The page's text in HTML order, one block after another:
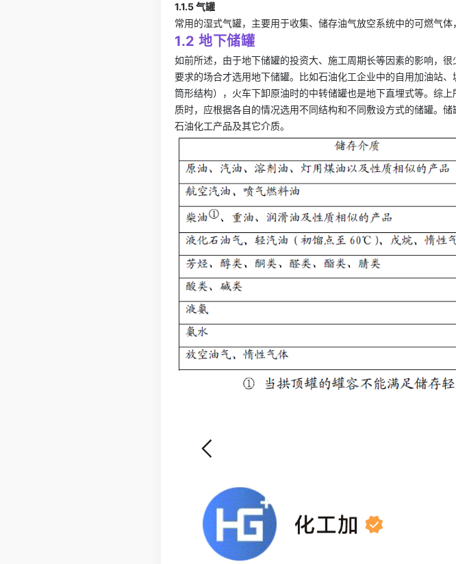
1.1.5 气罐
常用的湿式气罐，主要用于收集、储存油气放空系统中的可燃气体
1.2 地下储罐
如前所述，由于地下储罐的投资大、施工周期长等因素的影响，
要求的场合才选用地下储罐。比如石油化工企业中的自用加油站
筒形结构），火车下卸原油时的中转储罐也是地下直埋式等。综
质时，应根据各自的情况选用不同结构和不同敷设方式的储罐。
石油化工产品及其它介质。